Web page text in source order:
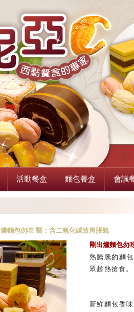
活動餐盒 麵包餐盒 會議
麵包勿吃 醫：含二氧化碳致胃脹氣
剛出爐麵包勿
熱騰騰的麵
眾趁熱搶食。
新鮮麵包香